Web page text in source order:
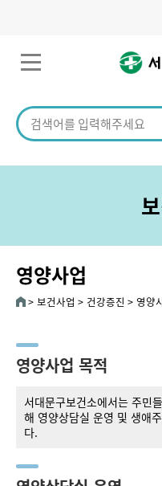
영양사업
보건사업 건강증진 영양
영양사업 목적
서대문구보건소에서는 주민
해 영양상담실 운영 및 생애
다.